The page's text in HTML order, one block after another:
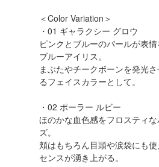
＜Color Variation＞
・01 ギャラクシー グロウ
ピンクとブルーのパールが表
ブルーアイリス。
まぶたやチークボーンを発光
るフェイスカラーとして。
・02 ポーラー ルビー
ほのかな血色感をフロスティ
ズ。
頬はもちろん目頭や涙袋にも
センスが湧き上がる。